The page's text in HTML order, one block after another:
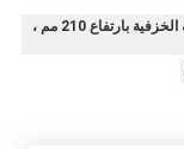
عوازل المواجهة الخزفية شبه الموصلة ، عوازل المواجهة الخزفية بارتفاع 210 مم ،